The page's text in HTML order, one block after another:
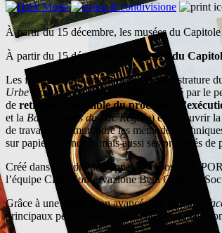
À partir du 15 décembre, les musées du
À partir du 15 décembre, lesMusées du
Les fresques, commandées par la Magistrature
Urbe Condita. Le cycle pictural exécuté par le
de retracer l’ensemble du processus
et la Bataille près du Lac Regillo) et découvrir la
de travail, et comprendre les méthodes
sur papier à l’enduit, mais aussi ses procédés de
Créé dans le cadre de l’appel à propositions
l’équipe CBC Conservazione Beni Culturali
Grâce à une application avancée sur une
principaux personnages représentés et de la